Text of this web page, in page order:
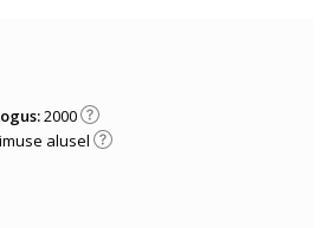
2000
alusel